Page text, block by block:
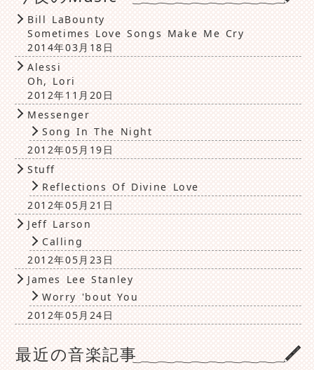
Bill LaBounty
Sometimes Love Songs Make Me Cry
2014年03月18日
Alessi
Oh, Lori
2012年11月20日
Messenger
Song In The Night
2012年05月19日
Stuff
Reflections Of Divine Love
2012年05月21日
Jeff Larson
Calling
2012年05月23日
James Lee Stanley
Worry 'bout You
2012年05月24日
最近の音楽記事